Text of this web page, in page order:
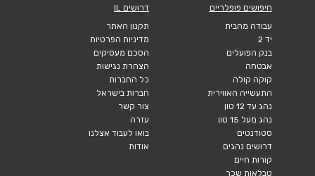
חיפושים פופלריים
עבודה מהבית
יד 2
בנק הפועלים
אבטחה
קוקה קולה
התעשייה האווירית
נהג עד 12 טון
נהג מעל 15 טון
סטודנטים
דרושים נהגים
קורות חיים
טבלאות שכר
דרושים IL
תקנון האתר
מדיניות הפרטיות
הסכם מעסיקים
הצהרת נגישות
כל החברות
חברות בישראל
צור קשר
עזרה
בואו לעבוד אצלנו
אודות